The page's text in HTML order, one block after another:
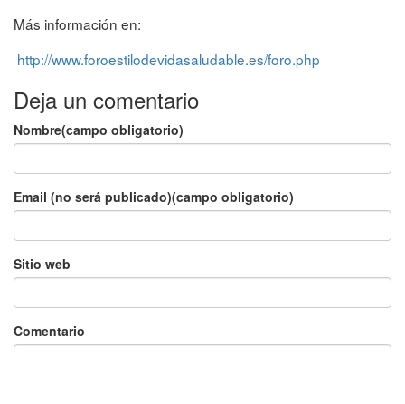
Más información en:
http://www.foroestilodevidasaludable.es/foro.php
Deja un comentario
Nombre(campo obligatorio)
Email (no será publicado)(campo obligatorio)
Sitio web
Comentario